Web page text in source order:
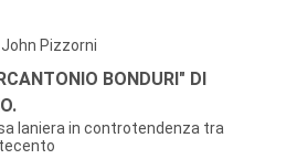
sono gli studiosi, piace
rivolgere a un più vasto pubblico,
- come dialogo incessante fra
possieda, talvolta a dispetto
Pizzorni
BONDURI" DI
laniera in controtendenza tra